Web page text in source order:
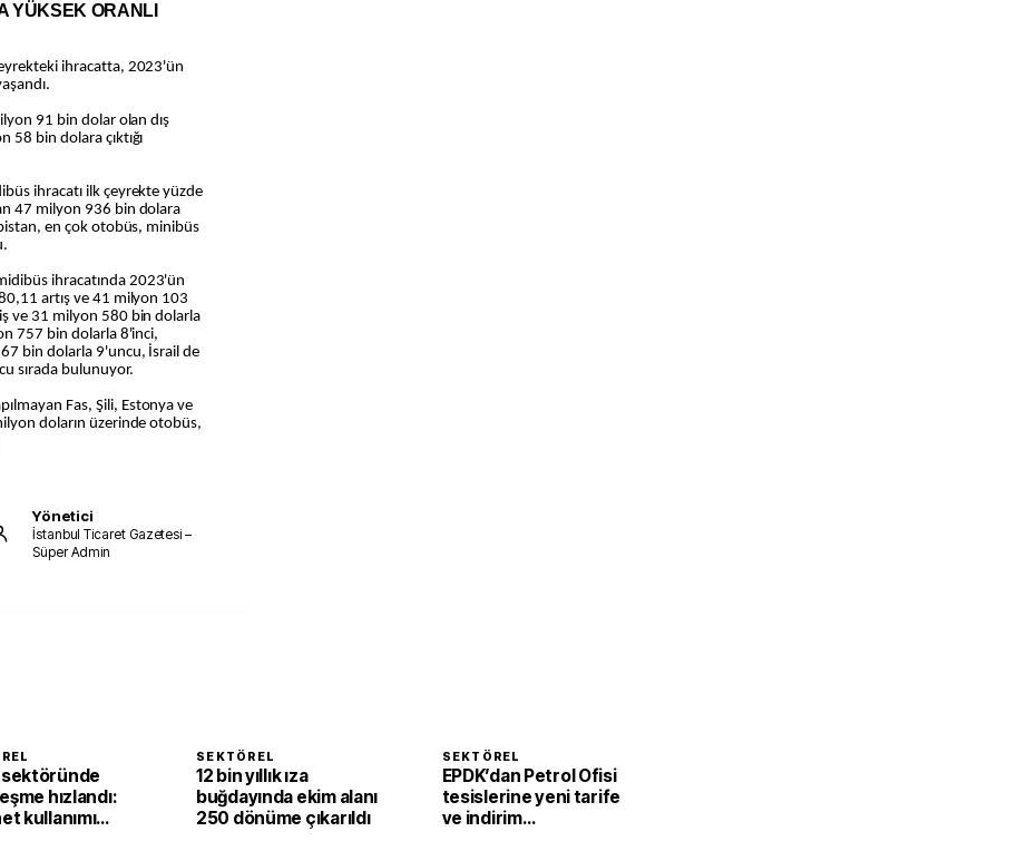
YÜKSEK ORANLI
ihracatta, 2023'ün
91 bin dolar olan dış
58 bin dolara çıktığı
ihracatı ilk çeyrekte yüzde
47 milyon 936 bin dolara
en çok otobüs, minibüs
ihracatında 2023'ün
artış ve 41 milyon 103
ve 31 milyon 580 bin dolarla
757 bin dolarla 8'inci,
bin dolarla 9'uncu, İsrail de
sırada bulunuyor.
Fas, Şili, Estonya ve
doların üzerinde otobüs,
Yönetici
İstanbul Ticaret Gazetesi –
Süper Admin
sektöründe
hızlandı:
kullanımı
SEKTÖREL
12 bin yıllık ıza
buğdayında ekim alanı
250 dönüme çıkarıldı
SEKTÖREL
EPDK’dan Petrol Ofisi
tesislerine yeni tarife
ve indirim